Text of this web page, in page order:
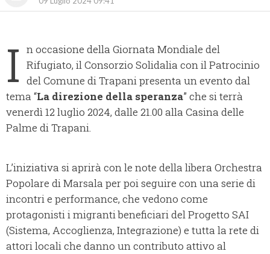
I n occasione della Giornata Mondiale del
Rifugiato, il Consorzio Solidalia con il Patrocinio
del Comune di Trapani presenta un evento dal
tema “La direzione della speranza” che si terrà
venerdì 12 luglio 2024, dalle 21.00 alla Casina delle
Palme di Trapani.
L’iniziativa si aprirà con le note della libera Orchestra
Popolare di Marsala per poi seguire con una serie di
incontri e performance, che vedono come
protagonisti i migranti beneficiari del Progetto SAI
(Sistema, Accoglienza, Integrazione) e tutta la rete di
attori locali che danno un contributo attivo al